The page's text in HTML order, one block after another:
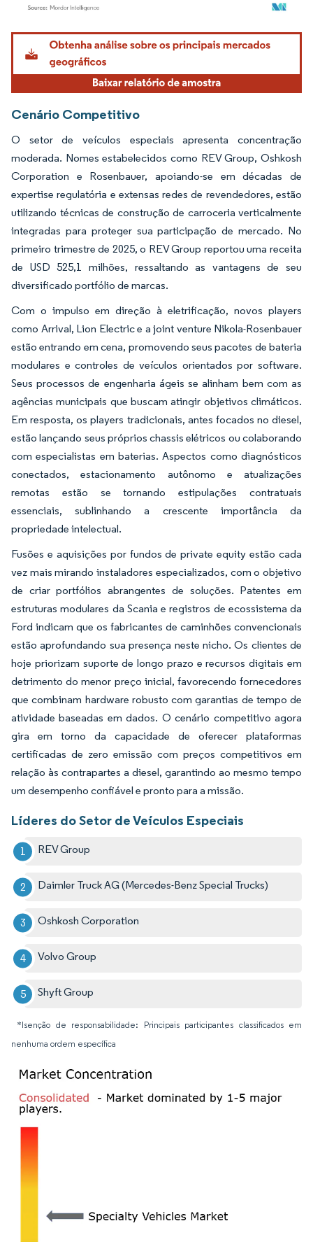
Imagem © Mordor Intelligence. O reuso requer atribuição conforme CC BY 4.0.
Cenário Competitivo
O setor de veículos especiais apresenta concentração
moderada. Nomes estabelecidos como REV Group, Oshkosh
Corporation e Rosenbauer, apoiando-se em décadas de
expertise regulatória e extensas redes de revendedores, estão
utilizando técnicas de construção de carroceria verticalmente
integradas para proteger sua participação de mercado. No
primeiro trimestre de 2025, o REV Group reportou uma receita
de USD 525,1 milhões, ressaltando as vantagens de seu
diversificado portfólio de marcas.
Com o impulso em direção à eletrificação, novos players
como Arrival, Lion Electric e a joint venture Nikola-Rosenbauer
estão entrando em cena, promovendo seus pacotes de bateria
modulares e controles de veículos orientados por software.
Seus processos de engenharia ágeis se alinham bem com as
agências municipais que buscam atingir objetivos climáticos.
Em resposta, os players tradicionais, antes focados no diesel,
estão lançando seus próprios chassis elétricos ou colaborando
com especialistas em baterias. Aspectos como diagnósticos
conectados, estacionamento autônomo e atualizações
remotas estão se tornando estipulações contratuais
essenciais, sublinhando a crescente importância da
propriedade intelectual.
Fusões e aquisições por fundos de private equity estão cada
vez mais mirando instaladores especializados, com o objetivo
de criar portfólios abrangentes de soluções. Patentes em
estruturas modulares da Scania e registros de ecossistema da
Ford indicam que os fabricantes de caminhões convencionais
estão aprofundando sua presença neste nicho. Os clientes de
hoje priorizam suporte de longo prazo e recursos digitais em
detrimento do menor preço inicial, favorecendo fornecedores
que combinam hardware robusto com garantias de tempo de
atividade baseadas em dados. O cenário competitivo agora
gira em torno da capacidade de oferecer plataformas
certificadas de zero emissão com preços competitivos em
relação às contrapartes a diesel, garantindo ao mesmo tempo
um desempenho confiável e pronto para a missão.
Líderes do Setor de Veículos Especiais
REV Group
Daimler Truck AG (Mercedes-Benz Special Trucks)
Oshkosh Corporation
Volvo Group
Shyft Group
*Isenção de responsabilidade: Principais participantes classificados em
nenhuma ordem específica